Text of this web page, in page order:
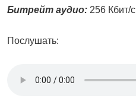
Битрейт аудио: 256 Кбит/с
Послушать: